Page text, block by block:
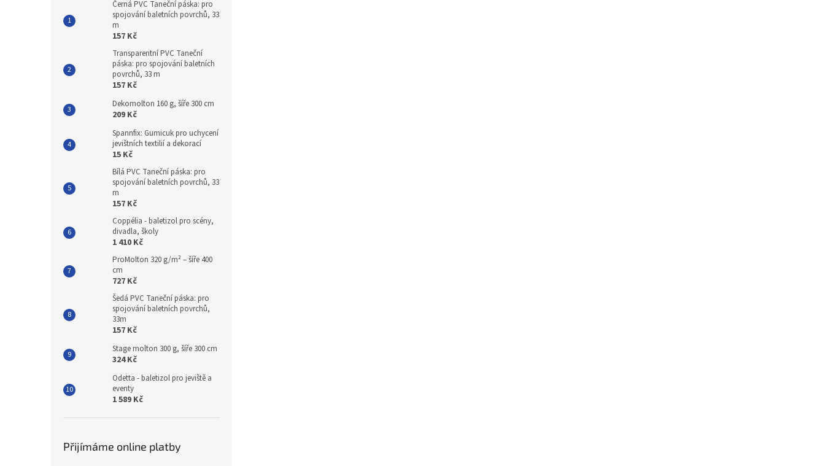
Černá PVC Taneční páska: pro
spojování baletních povrchů, 33
m
157 Kč
Transparentní PVC Taneční
páska: pro spojování baletních
povrchů, 33 m
157 Kč
Dekomolton 160 g, šíře 300 cm
209 Kč
Spannfix: Gumicuk pro uchycení
jevištních textilií a dekorací
15 Kč
Bílá PVC Taneční páska: pro
spojování baletních povrchů, 33
m
157 Kč
Coppélia - baletizol pro scény,
divadla, školy
1 410 Kč
ProMolton 320 g/m² – šíře 400
cm
727 Kč
Šedá PVC Taneční páska: pro
spojování baletních povrchů,
33m
157 Kč
Stage molton 300 g, šíře 300 cm
324 Kč
Odetta - baletizol pro jeviště a
eventy
1 589 Kč
Přijímáme online platby